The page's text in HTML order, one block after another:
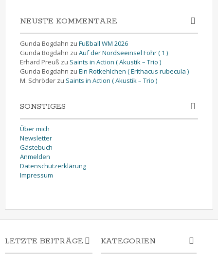
NEUSTE KOMMENTARE
Gunda Bogdahn zu Fußball WM 2026
Gunda Bogdahn zu Auf der Nordseeinsel Föhr ( 1 )
Erhard Preuß zu Saints in Action ( Akustik – Trio )
Gunda Bogdahn zu Ein Rotkehlchen ( Erithacus rubecula )
M. Schröder zu Saints in Action ( Akustik – Trio )
SONSTIGES
Über mich
Newsletter
Gästebuch
Anmelden
Datenschutzerklärung
Impressum
LETZTE BEITRÄGE KATEGORIEN